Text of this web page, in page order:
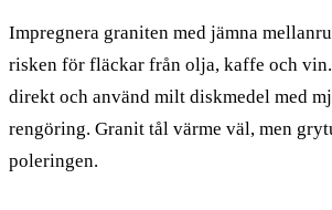
Impregnera graniten med jämna
risken för fläckar från olja, kaffe och
direkt och använd milt diskmedel med
rengöring. Granit tål värme väl, men
poleringen.